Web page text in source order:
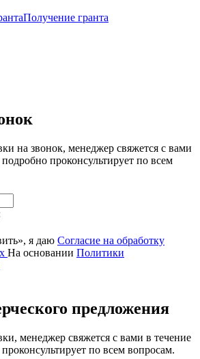
Получение гранта
на звонок, менеджер свяжется с вами
проконсультирует по всем
я даю Согласие на обработку
На основании Политики
предложения
менеджер свяжется с вами в течение
по всем вопросам.